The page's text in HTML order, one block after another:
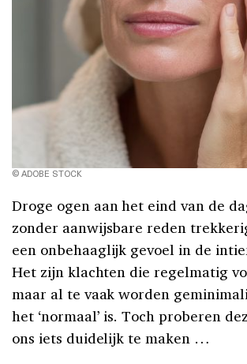
© ADOBE STOCK
Droge ogen aan het eind van de
zonder aanwijsbare reden
een onbehaaglijk gevoel in de
Het zijn klachten die regelmatig
maar al te vaak worden
het ‘normaal’ is. Toch proberen
ons iets duidelijk te maken …